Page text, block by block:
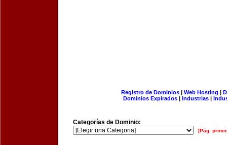
Registro de Dominios| Web Hosting |
Dominios Expirados | Industrias |
Categorías de Dominio:
[Pág.